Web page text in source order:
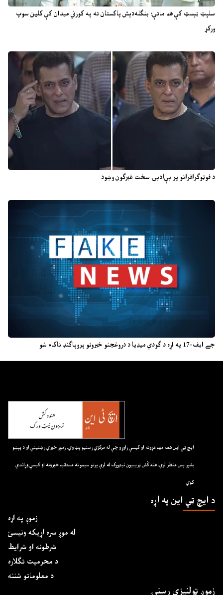
سلېټ ټېسټ کې هم ماتې؛ بنګله‌دېش پاکستان ته په کورني میدان کې کلین سوپ
ورکړ
د فوټوګرافرانو پر بې‌ادبۍ سخت غبرګون وښود
جے ایف-17 په اړه د ګودي میډیا د دروغجنو خبرونو پروپاګنډ ناکام شو
ايچ ټي اين هغه مهم غږونه او کيسې راوړو چې له مرکزي رسنيو پټ وي. زموږ خبري رښتيني او د پېښو
بشپړ پس منظر لري. هندکُش ټريبيون نيټورک له لرې پرتو سيمو نه مستقيم خبرونه او کيسې وړاندې
کوي
د ايچ ټي اين په اړه
زموږ په اړه
له موږ سره اړیکه ونیسئ
شرطونه او شرایط
د محرمیت تګلاره
د معلوماتو شننه
زموږ ټولنیزې رسنۍ